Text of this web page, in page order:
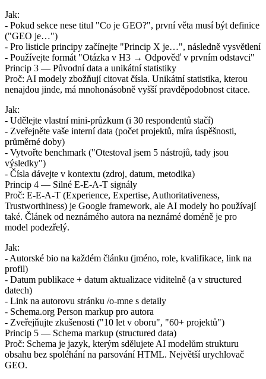
Jak:
- Pokud sekce nese titul "Co je GEO?", první věta musí být definice
("GEO je…")
- Pro listicle principy začínejte "Princip X je…", následně vysvětlení
- Používejte formát "Otázka v H3 → Odpověď v prvním odstavci"
Princip 3 — Původní data a unikátní statistiky
Proč: AI modely zbožňují citovat čísla. Unikátní statistika, kterou
nenajdou jinde, má mnohonásobně vyšší pravděpodobnost citace.
Jak:
- Udělejte vlastní mini-průzkum (i 30 respondentů stačí)
- Zveřejněte vaše interní data (počet projektů, míra úspěšnosti,
průměrné doby)
- Vytvořte benchmark ("Otestoval jsem 5 nástrojů, tady jsou
výsledky")
- Čísla dávejte v kontextu (zdroj, datum, metodika)
Princip 4 — Silné E-E-A-T signály
Proč: E-E-A-T (Experience, Expertise, Authoritativeness,
Trustworthiness) je Google framework, ale AI modely ho používají
také. Článek od neznámého autora na neznámé doméně je pro
model podezřelý.
Jak:
- Autorské bio na každém článku (jméno, role, kvalifikace, link na
profil)
- Datum publikace + datum aktualizace viditelně (a v structured
datech)
- Link na autorovu stránku /o-mne s detaily
- Schema.org Person markup pro autora
- Zveřejňujte zkušenosti ("10 let v oboru", "60+ projektů")
Princip 5 — Schema markup (structured data)
Proč: Schema je jazyk, kterým sdělujete AI modelům strukturu
obsahu bez spoléhání na parsování HTML. Největší urychlovač
GEO.